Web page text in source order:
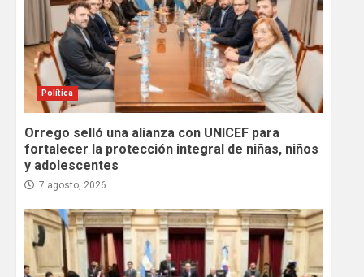
Política
Orrego selló una alianza con UNICEF para
fortalecer la protección integral de niñas, niños
y adolescentes
7 agosto, 2026